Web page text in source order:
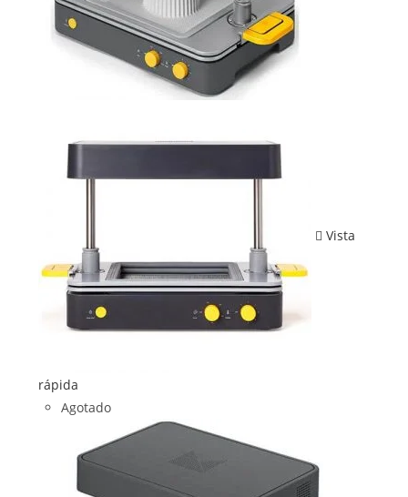
Vista
rápida
Agotado